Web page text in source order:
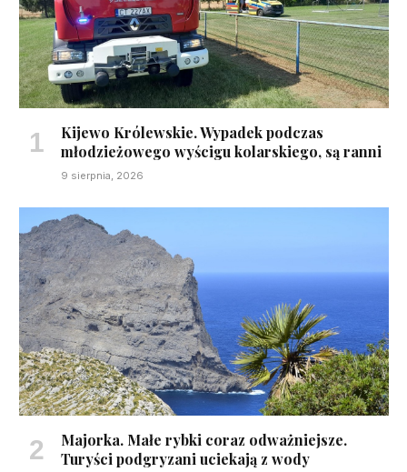
Kijewo Królewskie. Wypadek podczas
młodzieżowego wyścigu kolarskiego, są ranni
9 sierpnia, 2026
Majorka. Małe rybki coraz odważniejsze.
Turyści podgryzani uciekają z wody